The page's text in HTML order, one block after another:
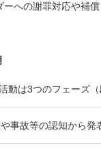
ーへの謝罪対応や補
動は3つのフェーズ（
事故等の認知から発